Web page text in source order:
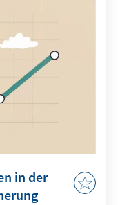
auf
Fokus.
in der